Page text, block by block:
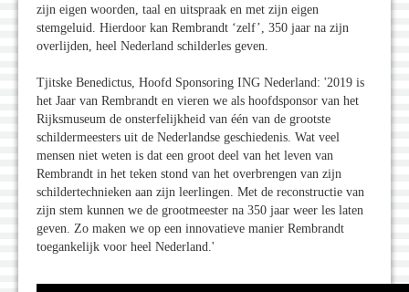
zijn eigen woorden, taal en uitspraak en met zijn eigen
stemgeluid. Hierdoor kan Rembrandt ‘zelf’, 350 jaar na zijn
overlijden, heel Nederland schilderles geven.
Tjitske Benedictus, Hoofd Sponsoring ING Nederland: '2019 is
het Jaar van Rembrandt en vieren we als hoofdsponsor van het
Rijksmuseum de onsterfelijkheid van één van de grootste
schildermeesters uit de Nederlandse geschiedenis. Wat veel
mensen niet weten is dat een groot deel van het leven van
Rembrandt in het teken stond van het overbrengen van zijn
schildertechnieken aan zijn leerlingen. Met de reconstructie van
zijn stem kunnen we de grootmeester na 350 jaar weer les laten
geven. Zo maken we op een innovatieve manier Rembrandt
toegankelijk voor heel Nederland.'